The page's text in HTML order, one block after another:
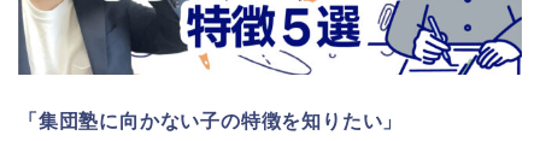
「集団塾に向かない子の特徴を知りたい」